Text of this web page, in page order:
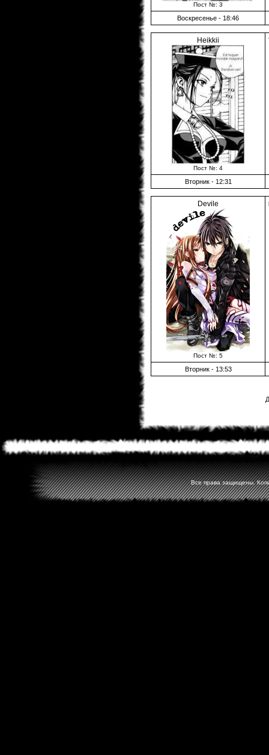
Пост №: 3
Воскресенье - 18:46
Heikkii
Пост №: 4
Вторник - 12:31
Devile
Пост №: 5
Вторник - 13:53
Все права защищены.